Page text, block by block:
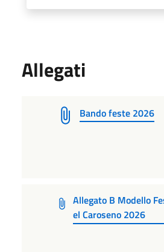
Allegati
Bando feste 2026
Allegato B Modello
el Caroseno 2026